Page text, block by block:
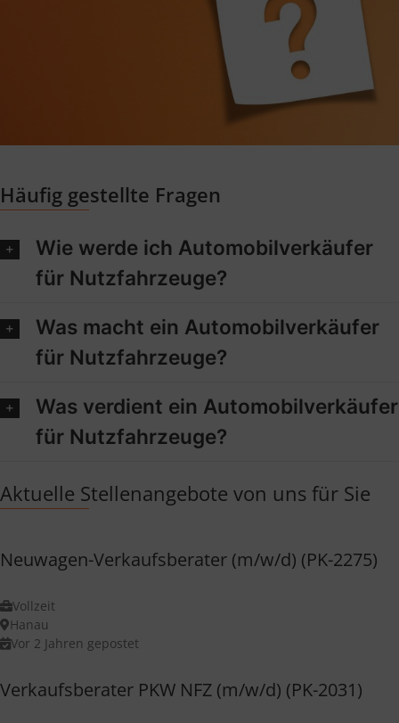
Häufig gestellte Fragen
Wie werde ich Automobilverkäufer
für Nutzfahrzeuge?
Was macht ein Automobilverkäufer
für Nutzfahrzeuge?
Was verdient ein Automobilverkäufer
für Nutzfahrzeuge?
Aktuelle Stellenangebote von uns für Sie
Neuwagen-Verkaufsberater (m/w/d) (PK-2275)
Vollzeit
Hanau
Vor 2 Jahren gepostet
Verkaufsberater PKW NFZ (m/w/d) (PK-2031)